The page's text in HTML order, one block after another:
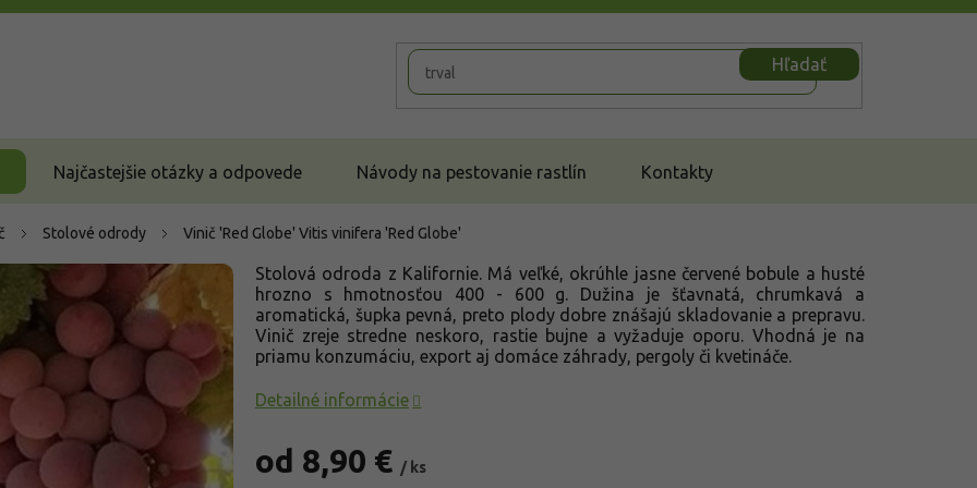
Hľadať
Najčastejšie otázky a odpovede Návody na pestovanie rastlín Kontakty
Stolové odrody Vinič 'Red Globe' Vitis vinifera 'Red Globe'
od 8,90 € / ks
Stolová odroda z Kalifornie. Má veľké, okrúhle jasne červené bobule a husté
hrozno s hmotnosťou 400 - 600 g. Dužina je šťavnatá, chrumkavá a
aromatická, šupka pevná, preto plody dobre znášajú skladovanie a prepravu.
Vinič zreje stredne neskoro, rastie bujne a vyžaduje oporu. Vhodná je na
priamu konzumáciu, export aj domáce záhrady, pergoly či kvetináče.
Detailné informácie